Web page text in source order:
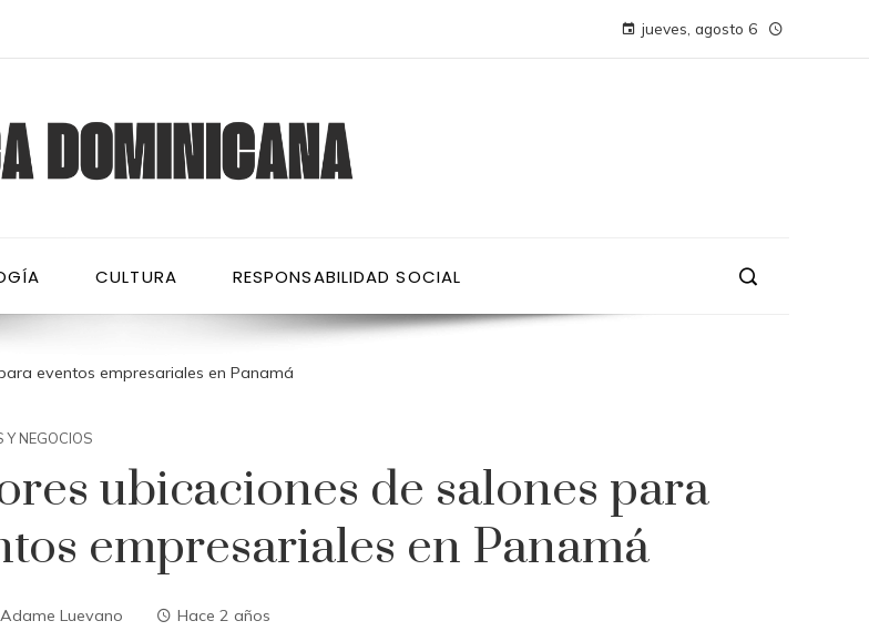
jueves, agosto 6
CULTURA RESPONSABILIDAD SOCIAL
eventos empresariales en Panamá
Y NEGOCIOS
ubicaciones de salones para
empresariales en Panamá
Luevano Hace 2 años